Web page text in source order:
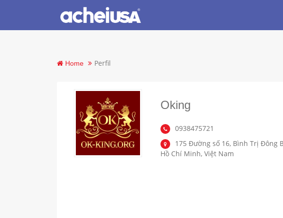
Home Perfil
Oking
0938475721
175 Đường số 16, Bình Trị Đông
Hồ Chí Minh, Việt Nam